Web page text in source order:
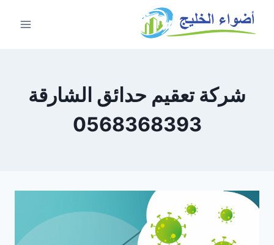
شركة تعقيم حدائق الشارقة
0568368393